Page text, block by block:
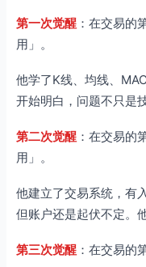
总结
第二重境界：见
行动建议
从今天开始
第一次觉醒 ：在交易的
用」。
他学了K线、均线、
开始明白，问题不只是技
第二次觉醒 ：在交易的
用」。
他建立了交易系统，有
但账户还是起伏不定。
第三次觉醒 ：在交易的